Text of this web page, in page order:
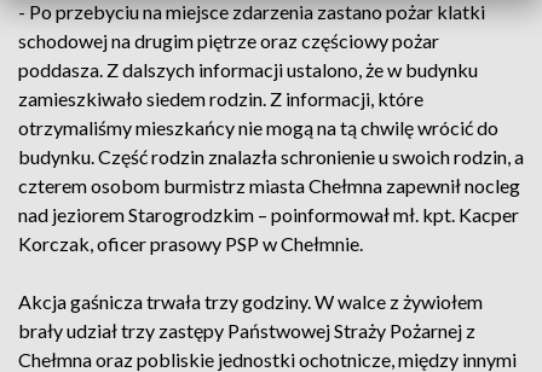
- Po przebyciu na miejsce zdarzenia zastano pożar klatki
schodowej na drugim piętrze oraz częściowy pożar
poddasza. Z dalszych informacji ustalono, że w budynku
zamieszkiwało siedem rodzin. Z informacji, które
otrzymaliśmy mieszkańcy nie mogą na tą chwilę wrócić do
budynku. Część rodzin znalazła schronienie u swoich rodzin, a
czterem osobom burmistrz miasta Chełmna zapewnił nocleg
nad jeziorem Starogrodzkim – poinformował mł. kpt. Kacper
Korczak, oficer prasowy PSP w Chełmnie.
Akcja gaśnicza trwała trzy godziny. W walce z żywiołem
brały udział trzy zastępy Państwowej Straży Pożarnej z
Chełmna oraz pobliskie jednostki ochotnicze, między innymi